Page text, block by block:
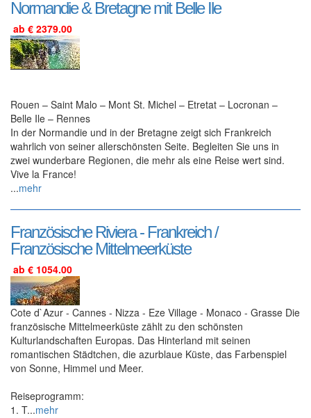
Normandie & Bretagne mit Belle Ile
ab € 2379.00
Rouen – Saint Malo – Mont St. Michel – Etretat – Locronan –
Belle Ile – Rennes
In der Normandie und in der Bretagne zeigt sich Frankreich
wahrlich von seiner allerschönsten Seite. Begleiten Sie uns in
zwei wunderbare Regionen, die mehr als eine Reise wert sind.
Vive la France!
...mehr
Französische Riviera - Frankreich /
Französische Mittelmeerküste
ab € 1054.00
Cote d`Azur - Cannes - Nizza - Eze Village - Monaco - Grasse Die
französische Mittelmeerküste zählt zu den schönsten
Kulturlandschaften Europas. Das Hinterland mit seinen
romantischen Städtchen, die azurblaue Küste, das Farbenspiel
von Sonne, Himmel und Meer.
Reiseprogramm:
1. T...mehr